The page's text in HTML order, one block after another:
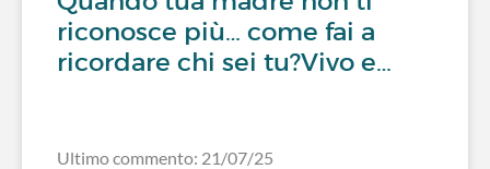
riconosce più… come fai a
ricordare chi sei tu?Vivo e…
Ultimo commento: 21/07/25